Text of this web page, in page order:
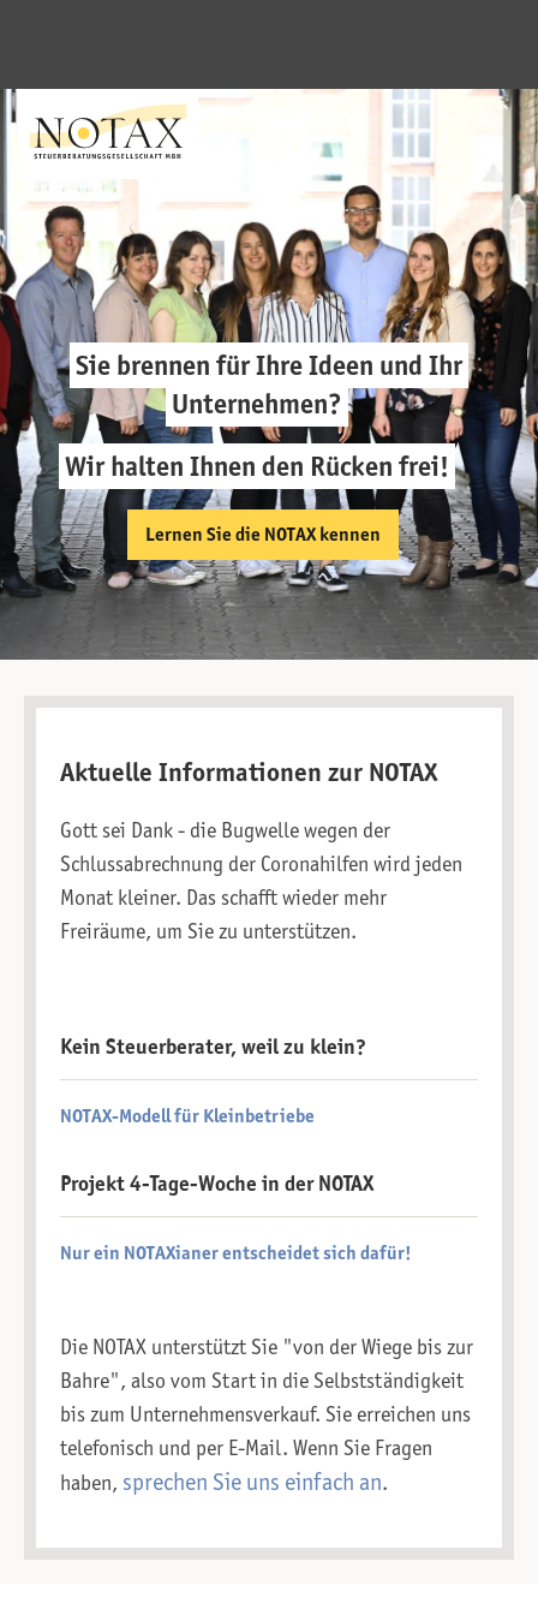
Sie brennen für Ihre Ideen und Ihr
Unternehmen?
Wir halten Ihnen den Rücken frei!
Lernen Sie die NOTAX kennen
Aktuelle Informationen zur NOTAX
Gott sei Dank - die Bugwelle wegen der
Schlussabrechnung der Coronahilfen wird jeden
Monat kleiner. Das schafft wieder mehr
Freiräume, um Sie zu unterstützen.
Kein Steuerberater, weil zu klein?
NOTAX-Modell für Kleinbetriebe
Projekt 4-Tage-Woche in der NOTAX
Nur ein NOTAXianer entscheidet sich dafür!
Die NOTAX unterstützt Sie "von der Wiege bis zur
Bahre", also vom Start in die Selbstständigkeit
bis zum Unternehmensverkauf. Sie erreichen uns
telefonisch und per E-Mail. Wenn Sie Fragen
haben, sprechen Sie uns einfach an.